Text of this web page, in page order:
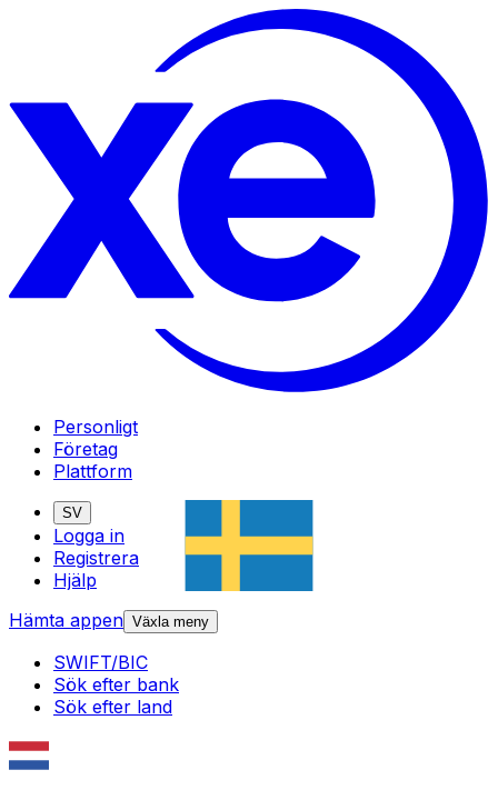
Personligt
Företag
Plattform
SV
Logga in
Registrera
Hjälp
Hämta appen Växla meny
SWIFT/BIC
Sök efter bank
Sök efter land